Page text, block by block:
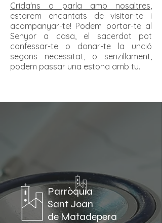
Crida'ns o parla amb nosaltres,
estarem encantats de visitar-te i
acompanyar-te! Podem portar-te al
Senyor a casa, el sacerdot pot
confessar-te o donar-te la unció
segons necessitat, o senzillament,
podem passar una estona amb tu.
Parròquia
Sant Joan
de Matadepera